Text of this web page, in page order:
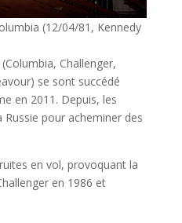
(12/04/81, Kennedy
Challenger,
se sont succédé
en 2011. Depuis, les
pour acheminer des
en vol, provoquant la
en 1986 et